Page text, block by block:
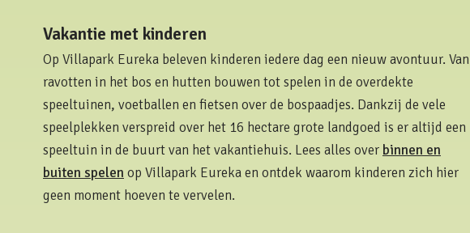
Vakantie met kinderen
Op Villapark Eureka beleven kinderen iedere dag een nieuw avontuur. Van
ravotten in het bos en hutten bouwen tot spelen in de overdekte
speeltuinen, voetballen en fietsen over de bospaadjes. Dankzij de vele
speelplekken verspreid over het 16 hectare grote landgoed is er altijd een
speeltuin in de buurt van het vakantiehuis. Lees alles over binnen en
buiten spelen op Villapark Eureka en ontdek waarom kinderen zich hier
geen moment hoeven te vervelen.